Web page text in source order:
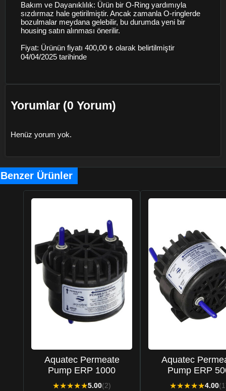
Bakım ve Dayanıklılık: Ürün bir O-Ring yardımıyla
sızdırmaz hale getirilmiştir. Ancak zamanla O-ringlerde
bozulmalar meydana gelebilir, bu durumda yeni bir
housing satın alınması önerilir.
Fiyat: Ürünün fiyatı 400,00 ₺ olarak belirtilmiştir
04/04/2025 tarihinde
Yorumlar (0 Yorum)
Henüz yorum yok.
Benzer Ürünler
Aquatec Permeate
Pump ERP 1000
★★★★★5.00(2)
Aquatec
Pump ERP
★★★★★4.00